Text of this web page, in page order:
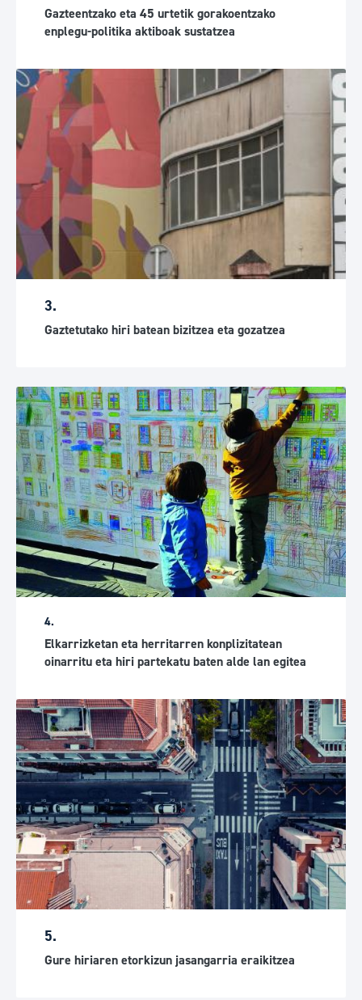
Gazteentzako eta 45 urtetik gorakoentzako
enplegu-politika aktiboak sustatzea
3.
Gaztetutako hiri batean bizitzea eta gozatzea
4.
Elkarrizketan eta herritarren konplizitatean
oinarritu eta hiri partekatu baten alde lan egitea
5.
Gure hiriaren etorkizun jasangarria eraikitzea